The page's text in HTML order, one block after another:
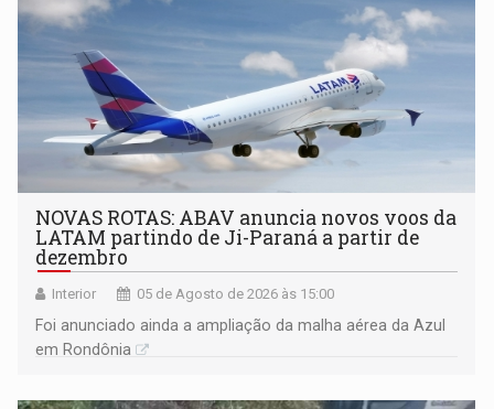
NOVAS ROTAS: ABAV anuncia novos voos da
LATAM partindo de Ji-Paraná a partir de
dezembro
Interior 05 de Agosto de 2026 às 15:00
Foi anunciado ainda a ampliação da malha aérea da Azul
em Rondônia